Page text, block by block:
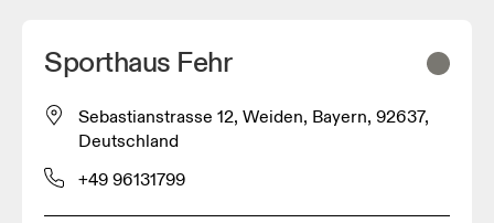
Sporthaus Fehr
Sebastianstrasse 12, Weiden, Bayern, 92637,
Deutschland
+49 96131799